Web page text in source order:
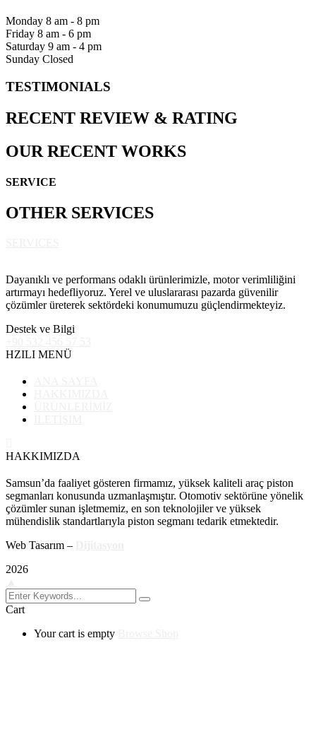
Monday 8 am - 8 pm
Friday 8 am - 6 pm
Saturday 9 am - 4 pm
Sunday Closed
TESTIMONIALS
RECENT REVIEW & RATING
OUR RECENT WORKS
SERVICE
OTHER SERVICES
Dayanıklı ve performans odaklı ürünlerimizle, motor verimliliğini
artırmayı hedefliyoruz. Yerel ve uluslararası pazarda güvenilir
çözümler üreterek sektördeki konumumuzu güçlendirmekteyiz.
Destek ve Bilgi
HZILI MENÜ
HAKKIMIZDA
Samsun’da faaliyet gösteren firmamız, yüksek kaliteli araç piston
segmanları konusunda uzmanlaşmıştır. Otomotiv sektörüne yönelik
çözümler sunan işletmemiz, en son teknolojiler ve yüksek
mühendislik standartlarıyla piston segmanı tedarik etmektedir.
Web Tasarım –
2026
Cart
Your cart is empty